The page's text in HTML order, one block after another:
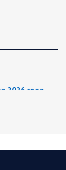
2026 года